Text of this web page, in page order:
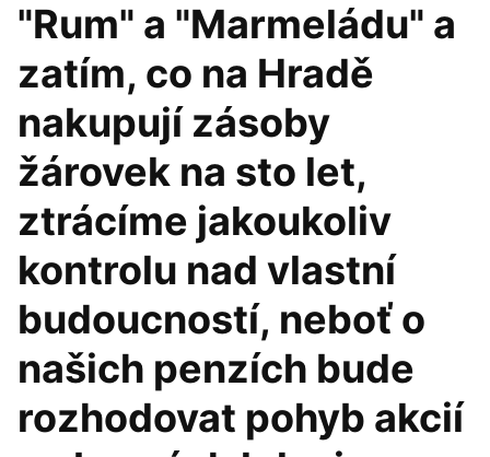
"Rum" a "Marmeládu" a
zatím, co na Hradě
nakupují zásoby
žárovek na sto let,
ztrácíme jakoukoliv
kontrolu nad vlastní
budoucností, neboť o
našich penzích bude
rozhodovat pohyb akcií